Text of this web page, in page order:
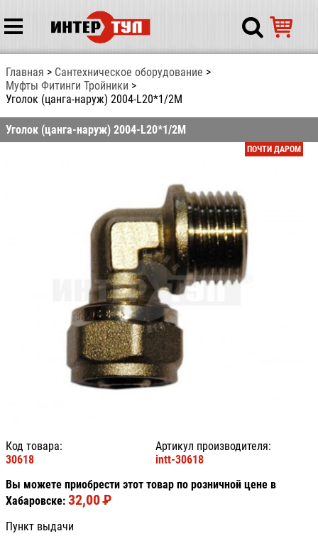
Главная
Сантехническое оборудование
Муфты Фитинги Тройники
Уголок (цанга-наруж) 2004-L20*1/2М
Уголок (цанга-наруж) 2004-L20*1/2М
ПОЧТИ ДАРОМ
Код товара:
30618
Артикул производителя:
intt-30618
Вы можете приобрести этот товар по розничной цене в
Хабаровске: 32,00PУБ.
Пункт выдачи